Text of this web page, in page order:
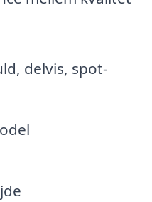
delvis, spot-